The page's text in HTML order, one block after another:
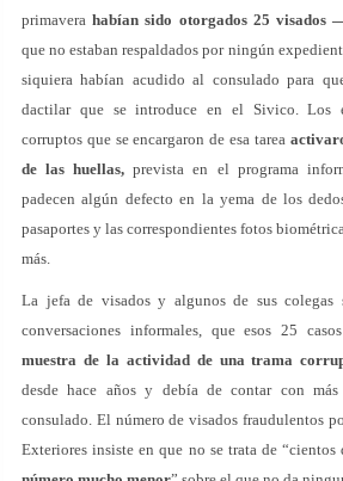
primaverahabían sido otorgados 25
que no estaban respaldados por ningún
siquiera habían acudido al consulado para
dactilar que se introduce en el Sivico. Los
corruptos que se encargaron de esa tarea
de las huellas, prevista en el programa
padecen algún defecto en la yema de los
pasaportes y las correspondientes fotos
más.
La jefa de visados y algunos de sus colegas
conversaciones informales, que esos 25
muestra de la actividad de una trama
desde hace años y debía de contar con
consulado. El número de visados fraudulentos
Exteriores insiste en que no se trata de “cientos